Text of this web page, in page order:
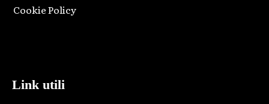
Cookie Policy
Link utili